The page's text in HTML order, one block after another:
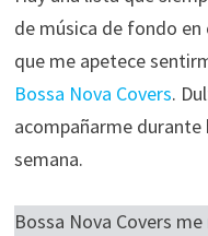
de música de fondo
que me apetece
Bossa Nova Covers.
acompañarme
semana.
Bossa Nova Covers